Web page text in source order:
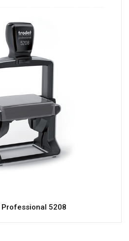
Professional 5208